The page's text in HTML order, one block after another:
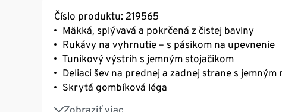
Číslo produktu: 219565
Mäkká, splývavá a pokrčená z čistej bavlny
Rukávy na vyhrnutie – s pásikom na upevnenie
Tunikový výstrih s jemným stojačikom
Deliaci šev na prednej a zadnej strane s jemným
Skrytá gombíková léga
Zobraziť viac
Zaoblený spodný okraj